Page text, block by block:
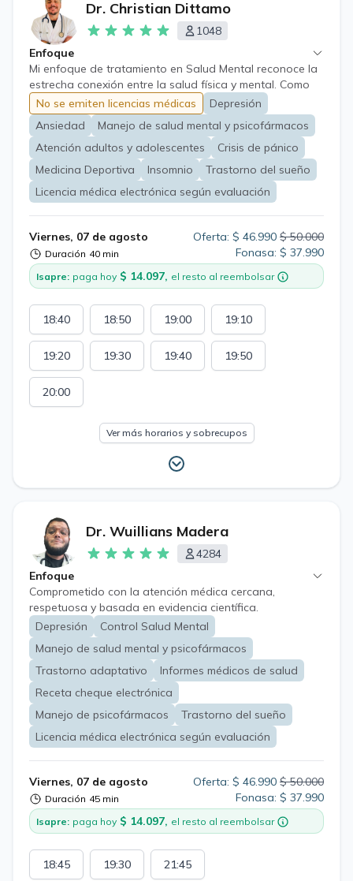
Dr. Christian Dittamo
1048
Enfoque
Mi enfoque de tratamiento en Salud Mental reconoce la
estrecha conexión entre la salud física y mental. Como
Médico General, abordo las problemáticas de salud
mental desde una perspectiva holística, considerando el
impacto del estrés, los hábitos de vida y las condiciones
médicas coexistentes. Utilizo intervenciones
psicosociales para el manejo del estrés, la mejora de la
resiliencia y la promoción de estilos de vida saludables
como pilares del tratamiento. La farmacoterapia se
siempre con un seguimiento cuidadoso y la posibilidad
de derivación a Psiquiatría para evaluaciones más
especializadas.
No se emiten licencias médicas
Depresión
Ansiedad
Manejo de salud mental y psicofármacos
Atención adultos y adolescentes
Crisis de pánico
Medicina Deportiva
Insomnio
Trastorno del sueño
Licencia médica electrónica según evaluación
Viernes, 07 de agosto
Duración 40 min
Oferta: $ 46.990 $ 50.000
Fonasa: $ 37.990
Isapre: paga hoy $ 14.097, el resto al reembolsar
18:40 18:50 19:00 19:10
19:20 19:30 19:40 19:50
20:00
Ver más horarios y sobrecupos
Dr. Wuillians Madera
4284
Enfoque
Comprometido con la atención médica cercana,
respetuosa y basada en evidencia científica.
Depresión
Control Salud Mental
Manejo de salud mental y psicofármacos
Trastorno adaptativo
Informes médicos de salud
Receta cheque electrónica
Manejo de psicofármacos
Trastorno del sueño
Licencia médica electrónica según evaluación
Viernes, 07 de agosto
Duración 45 min
Oferta: $ 46.990 $ 50.000
Fonasa: $ 37.990
Isapre: paga hoy $ 14.097, el resto al reembolsar
18:45 19:30 21:45